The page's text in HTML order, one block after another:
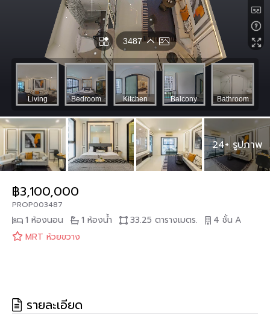
24+ รูปภาพ
฿3,100,000
PROP003487
1 ห้องนอน 1 ห้องน้ำ 33.25 ตารางเมตร. 4 ชั้น A
MRT ห้วยขวาง
รายละเอียด